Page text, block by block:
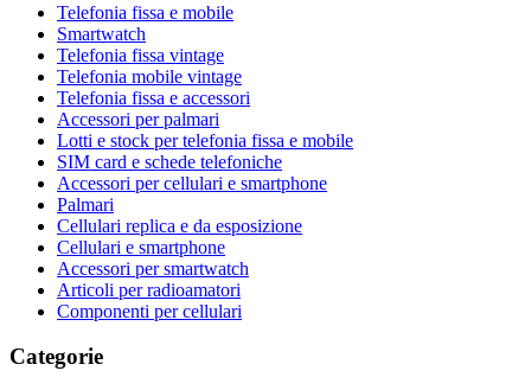
Telefonia fissa e mobile
Smartwatch
Telefonia fissa vintage
Telefonia mobile vintage
Telefonia fissa e accessori
Accessori per palmari
Lotti e stock per telefonia fissa e mobile
SIM card e schede telefoniche
Accessori per cellulari e smartphone
Palmari
Cellulari replica e da esposizione
Cellulari e smartphone
Accessori per smartwatch
Articoli per radioamatori
Componenti per cellulari
Categorie